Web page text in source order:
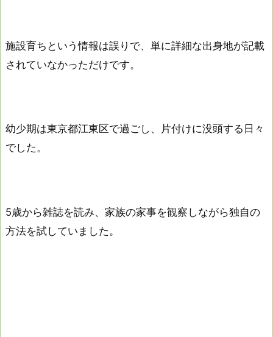
施設育ちという情報は誤りで、単に詳細な出身地が記載
されていなかっただけです。
幼少期は東京都江東区で過ごし、片付けに没頭する日々
でした。
5歳から雑誌を読み、家族の家事を観察しながら独自の
方法を試していました。